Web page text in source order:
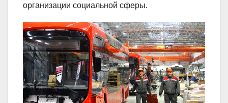
организации социальной сферы.